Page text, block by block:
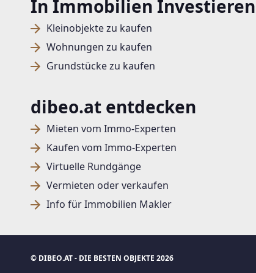
In Immobilien Investieren
Kleinobjekte zu kaufen
Wohnungen zu kaufen
Grundstücke zu kaufen
dibeo.at entdecken
Mieten vom Immo-Experten
Kaufen vom Immo-Experten
Virtuelle Rundgänge
Vermieten oder verkaufen
Info für Immobilien Makler
© DIBEO.AT - DIE BESTEN OBJEKTE 2026